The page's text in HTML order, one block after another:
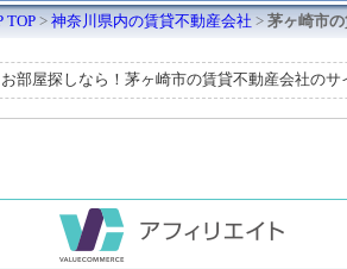
TOP> 神奈川県内の賃貸不動産会社 > 茅ヶ崎市
部屋探しなら！茅ヶ崎市の賃貸不動産会社のサ